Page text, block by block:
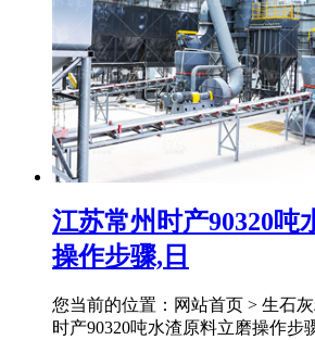
江苏常州时产90320吨
操作步骤,日
您当前的位置：网站首页 > 生石
时产90320吨水渣原料立磨操作步